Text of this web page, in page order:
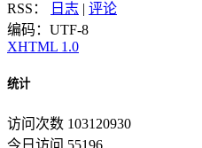
RSS：
日志 | 评论
编码：UTF-8
XHTML 1.0
统计
访问次数 103120930
今日访问 55196